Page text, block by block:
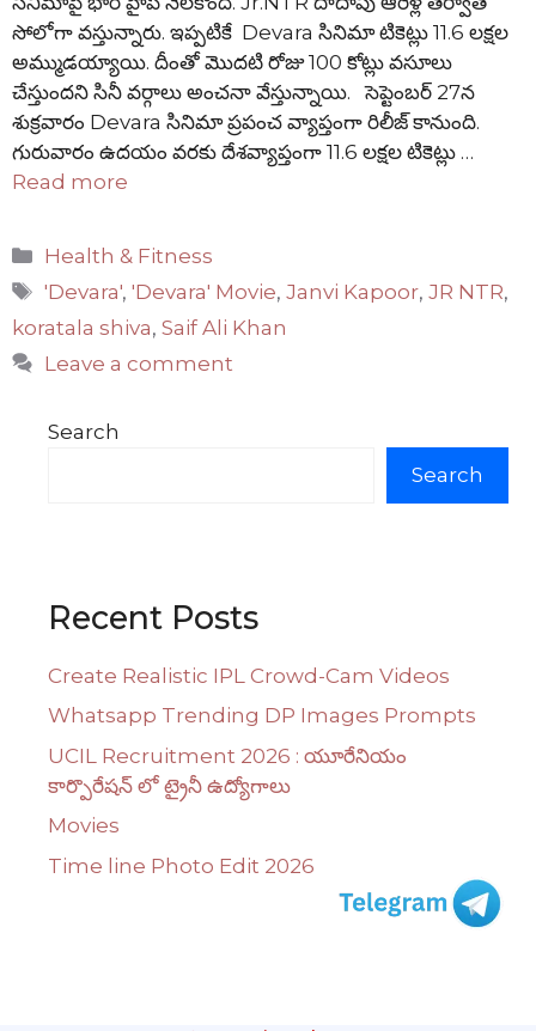
సోలోగా వస్తున్నారు. ఇప్పటికే Devara సినిమా టికెట్లు 11.6 లక్షల
అమ్ముడయ్యాయి. దీంతో మొదటి రోజు 100 కోట్లు వసూలు
చేస్తుందని సినీ వర్గాలు అంచనా వేస్తున్నాయి. సెప్టెంబర్ 27న
శుక్రవారం Devara సినిమా ప్రపంచ వ్యాప్తంగా రిలీజ్ కానుంది.
గురువారం ఉదయం వరకు దేశవ్యాప్తంగా 11.6 లక్షల టికెట్లు …
Read more
Categories
Health & Fitness
Tags
'Devara','Devara' Movie,Janvi Kapoor,JR NTR,
koratala shiva, Saif Ali Khan
Leave a comment
Search
Search
Recent Posts
Create Realistic IPL Crowd-Cam Videos
Whatsapp Trending DP Images Prompts
UCIL Recruitment 2026 : యూరేనియం
కార్పొరేషన్ లో ట్రైనీ ఉద్యోగాలు
Movies
Time line Photo Edit 2026